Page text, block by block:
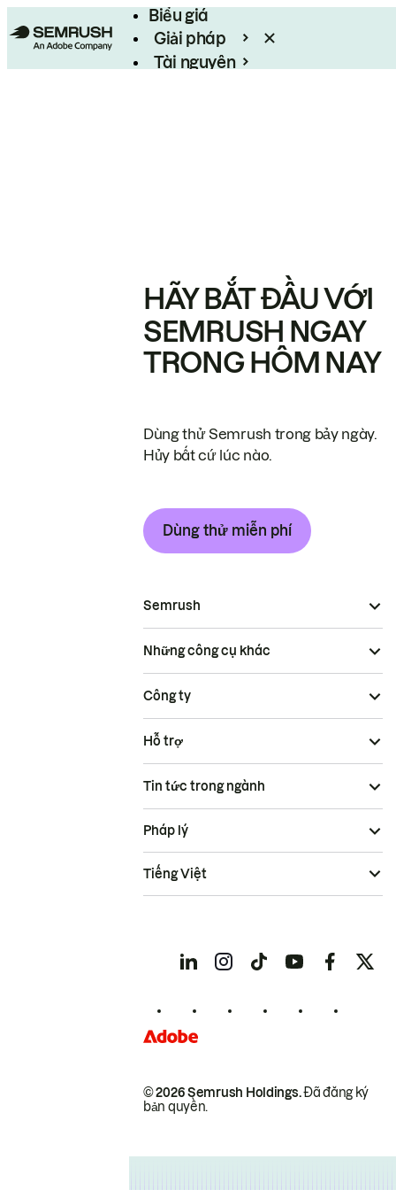
Biểu giá
Giải pháp
Tài nguyên
HÃY BẮT ĐẦU VỚI
SEMRUSH NGAY
TRONG HÔM NAY
Dùng thử Semrush trong bảy ngày.
Hủy bất cứ lúc nào.
Dùng thử miễn phí
Semrush
Những công cụ khác
Công ty
Hỗ trợ
Tin tức trong ngành
© 2026 Semrush Holdings.Đã đăng ký
bản quyền.
Pháp lý
Tiếng Việt